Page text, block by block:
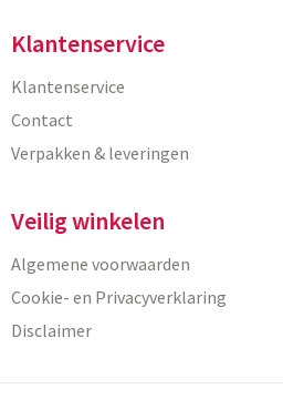
Klantenservice
Klantenservice
Contact
Verpakken & leveringen
Veilig winkelen
Algemene voorwaarden
Cookie- en Privacyverklaring
Disclaimer